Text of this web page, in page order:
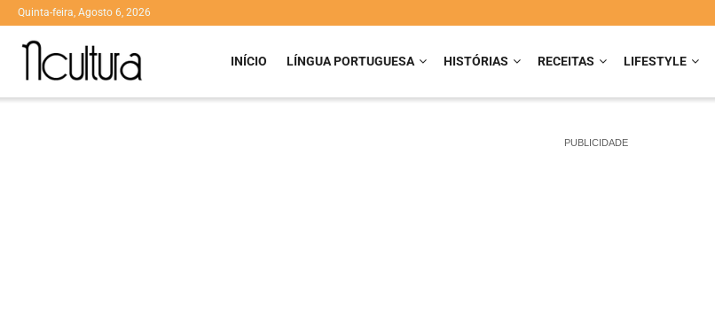
Quinta-feira, Agosto 6, 2026
INÍCIO LÍNGUA PORTUGUESA HISTÓRIAS RECEITAS LIFESTYLE
PUBLICIDADE